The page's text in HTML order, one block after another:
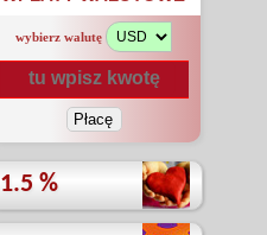
wybierz walutę
1.5 %